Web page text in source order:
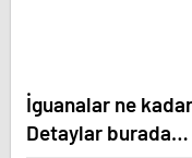
İguanalar ne
Detaylar burada…